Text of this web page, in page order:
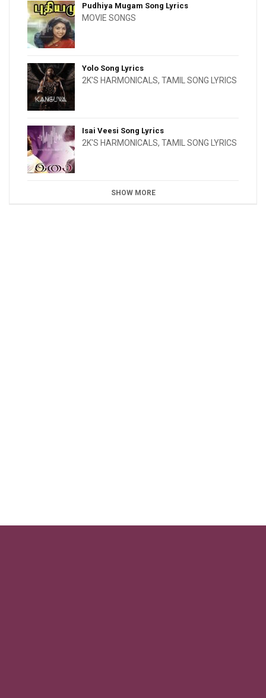
Pudhiya Mugam Song Lyrics
MOVIE SONGS
Yolo Song Lyrics
2K'S HARMONICALS, TAMIL SONG LYRICS
Isai Veesi Song Lyrics
2K'S HARMONICALS, TAMIL SONG LYRICS
SHOW MORE